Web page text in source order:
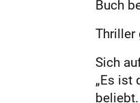
Buch
Thriller
Sich
„Es ist